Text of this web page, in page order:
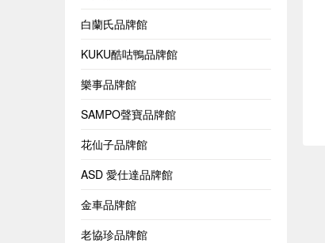
白蘭氏品牌館
KUKU酷咕鴨品牌館
樂事品牌館
SAMPO聲寶品牌館
花仙子品牌館
ASD 愛仕達品牌館
金車品牌館
老協珍品牌館